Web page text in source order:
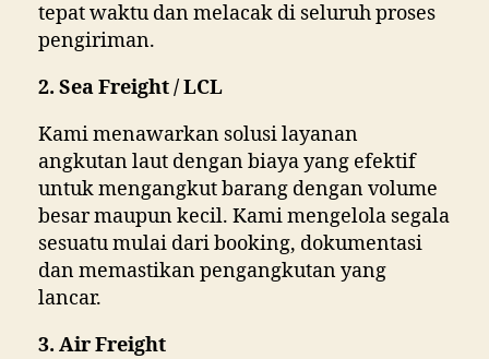
tepat waktu dan melacak di seluruh proses
pengiriman.
2. Sea Freight/ LCL
Kami menawarkan solusi layanan
angkutan laut dengan biaya yang efektif
untuk mengangkut barang dengan volume
besar maupun kecil. Kami mengelola segala
sesuatu mulai dari booking, dokumentasi
dan memastikan pengangkutan yang
lancar.
3. Air Freight